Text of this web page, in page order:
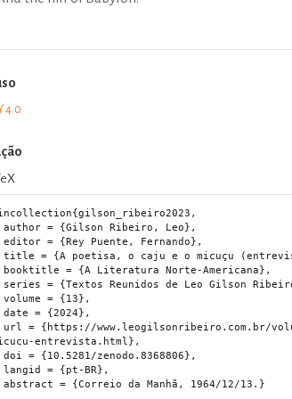
4.0
Leo},
entrevista.html},
12/13.}